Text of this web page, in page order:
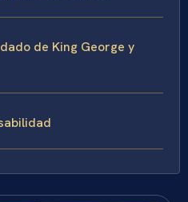
de King George y